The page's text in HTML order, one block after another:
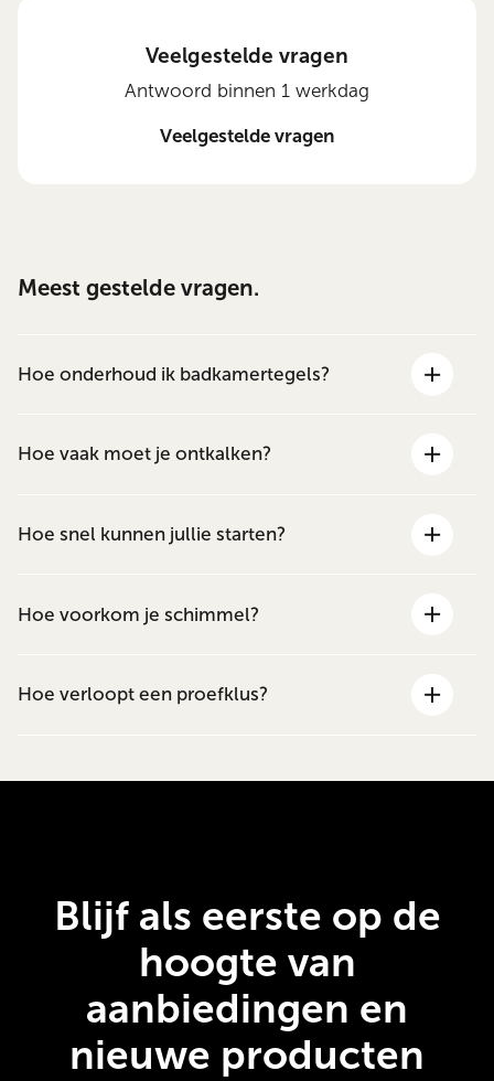
Veelgestelde vragen
Antwoord binnen 1 werkdag
Veelgestelde vragen
Meest gestelde vragen.
Hoe onderhoud ik badkamertegels?
Hoe vaak moet je ontkalken?
Hoe snel kunnen jullie starten?
Hoe voorkom je schimmel?
Hoe verloopt een proefklus?
Blijf als eerste op de
hoogte van
aanbiedingen en
nieuwe producten